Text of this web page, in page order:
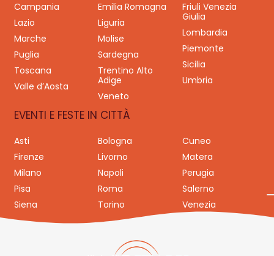
Campania
Emilia Romagna
Friuli Venezia
Giulia
Lazio
Liguria
Lombardia
Marche
Molise
Piemonte
Puglia
Sardegna
Sicilia
Toscana
Trentino Alto
Adige
Umbria
Valle d’Aosta
Veneto
EVENTI E FESTE IN CITTÀ
Asti Bologna
Cuneo
Firenze
Livorno
Matera
Milano
Napoli
Perugia
Pisa
Roma
Salerno
Siena
Torino Venezia